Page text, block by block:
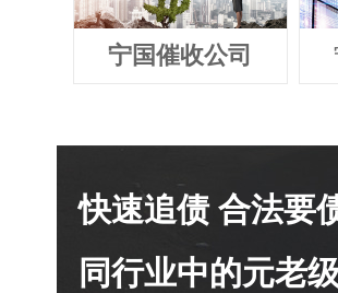
宁国催收公司
快速追债 合法要
同行业中的元老